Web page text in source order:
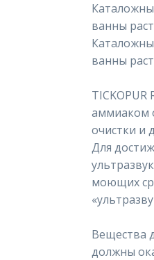
ванны
ванны
аммиаком
очистки и
Для
моющих
Вещества
должны